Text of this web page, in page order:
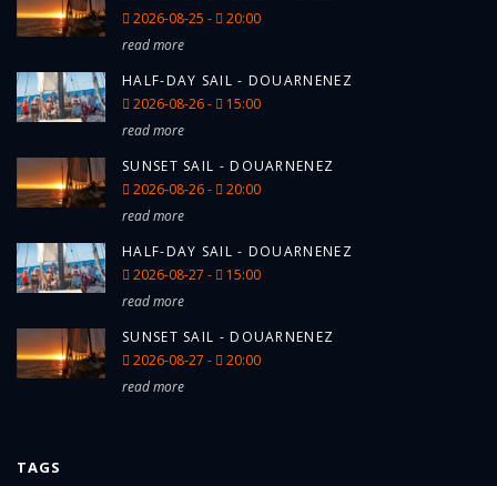
correctement informés et formés avant le
départ. Cela peut prendre plus ou moins
de temps selon le groupe et l'itinéraire
proposé. Le capitaine ne partira pas
avant de s'être assuré que tout le monde
est bien informé et prêt.
Tous les engagements ci-dessus sont
pris pour le bien-être et la sécurité de
toutes les personnes à bord.
2026-08-25 -
20:00
read more
HALF-DAY SAIL - DOUARNENEZ
2026-08-26 -
15:00
read more
SUNSET SAIL - DOUARNENEZ
2026-08-26 -
20:00
read more
HALF-DAY SAIL - DOUARNENEZ
2026-08-27 -
15:00
read more
SUNSET SAIL - DOUARNENEZ
2026-08-27 -
20:00
read more
TAGS